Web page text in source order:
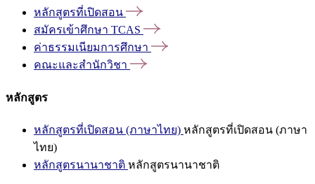
หลักสูตรที่เปิดสอน
สมัครเข้าศึกษา TCAS
ค่าธรรมเนียมการศึกษา
คณะและสำนักวิชา
หลักสูตร
หลักสูตรที่เปิดสอน (ภาษาไทย) หลักสูตรที่เปิดสอน (ภาษา
ไทย)
หลักสูตรนานาชาติ หลักสูตรนานาชาติ